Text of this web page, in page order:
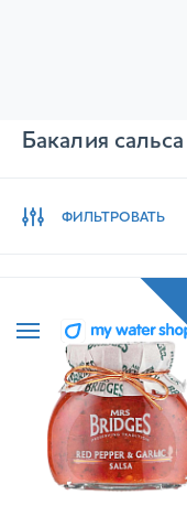
Бакалия сальса
ФИЛЬТРОВАТЬ